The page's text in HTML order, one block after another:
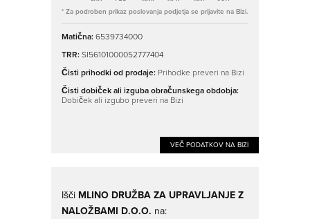
* Za podroben prikaz poslovanja podjetja se prijavite na Bizi.
Matična:6539734000
TRR:SI56101000052777404
Čisti prihodki od prodaje: Prihodke preveri na Bizi
Čisti dobiček ali izguba obračunskega obdobja:
Dobiček ali izgubo preveri na Bizi
VEČ PODATKOV NA BIZI
Išči MLINO DRUŽBA ZA UPRAVLJANJE Z
NALOŽBAMI D.O.O. na: